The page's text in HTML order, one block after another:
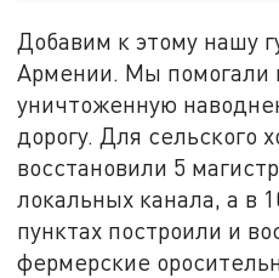
Добавим к этому нашу
Армении. Мы помогали
уничтоженную
дорогу. Для сельского
восстановили 5
локальных канала, а в
пунктах построили и
фермерские